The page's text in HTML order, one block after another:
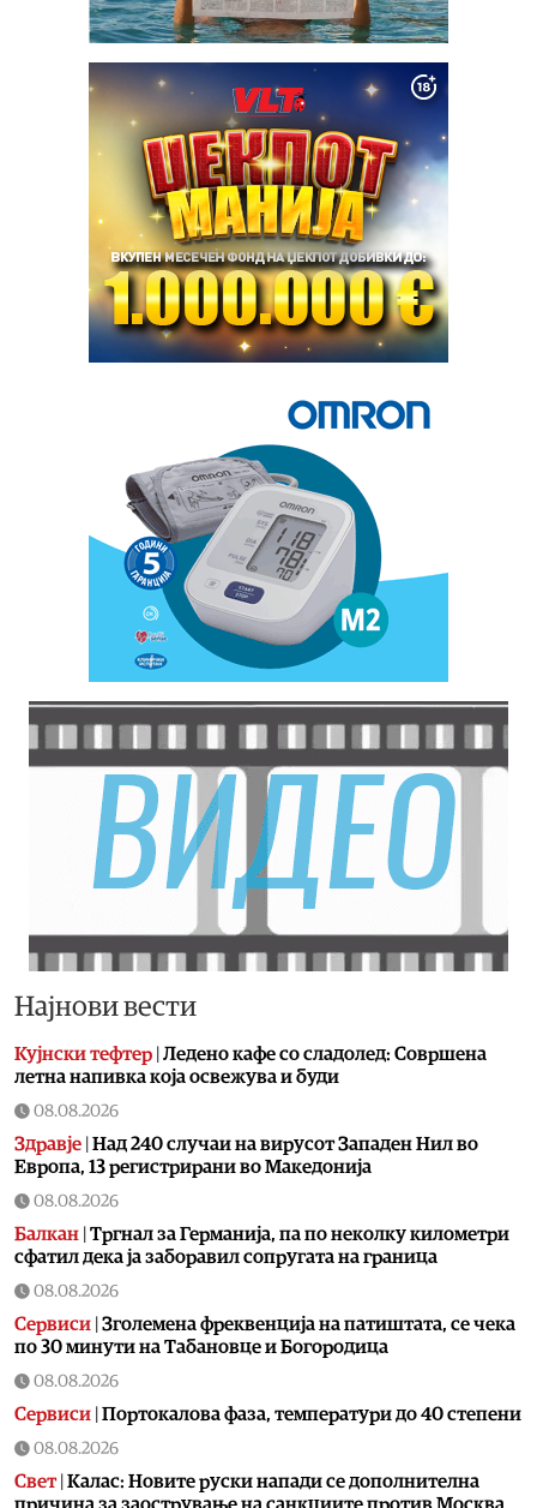
Најнови вести
Кујнски тефтер Ледено кафе со сладолед: Совршена
летна напивка која освежува и буди
08.08.2026
Здравје Над 240 случаи на вирусот Западен Нил во
Европа, 13 регистрирани во Македонија
08.08.2026
Балкан Тргнал за Германија, па по неколку километри
сфатил дека ја заборавил сопругата на граница
08.08.2026
Сервиси Зголемена фреквенција на патиштата, се чека
по 30 минути на Табановце и Богородица
08.08.2026
Сервиси Портокалова фаза, температури до 40 степени
08.08.2026
Свет| Калас: Новите руски напади се дополнителна